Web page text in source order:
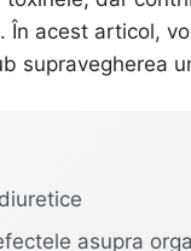
acest articol,
supravegherea
asupra